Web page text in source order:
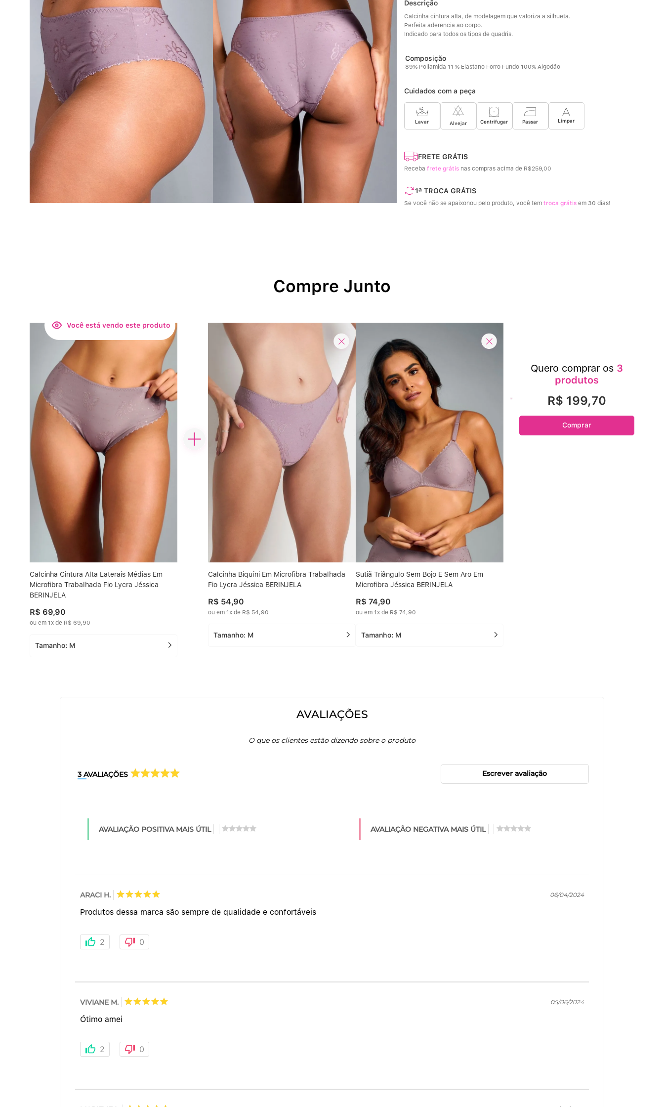
Descrição
Calcinha cintura alta, de modelagem que valoriza a silhueta.
Perfeita aderencia ao corpo.
Indicado para todos os tipos de quadris.
89% Poliamida 11 % Elastano Forro Fundo 100% Algodão
Cuidados com a peça
Lavar Alvejar Centrifugar Passar Limpar
FRETE GRÁTIS
Receba frete grátisnas compras acima de R$259,00
1ª TROCA GRÁTIS
Se você não se apaixonou pelo produto, você tem troca grátisem 30 dias!
Compre Junto
Calcinha Cintura Alta Laterais Médias Em
Microfibra Trabalhada Fio Lycra Jéssica
BERINJELA
R$ 69,90
ou em 1x de R$ 69,90
Tamanho: M
Calcinha Biquíni Em Microfibra Trabalhada
Fio Lycra Jéssica BERINJELA
R$ 54,90
ou em 1x de R$ 54,90
Tamanho: M
Sutiã Triângulo Sem Bojo E Sem Aro Em
Microfibra Jéssica BERINJELA
R$ 74,90
ou em 1x de R$ 74,90
Tamanho: M
Quero comprar os 3
produtos
R$ 199,70
Comprar
AVALIAÇÕES
O que os clientes estão dizendo sobre o produto
3 AVALIAÇÕES Escrever avaliação
AVALIAÇÃO POSITIVA MAIS ÚTIL AVALIAÇÃO NEGATIVA MAIS ÚTIL
ARACI H. 06/04/2024
Produtos dessa marca são sempre de qualidade e confortáveis
2 0
VIVIANE M. 05/06/2024
Ótimo amei
2 0